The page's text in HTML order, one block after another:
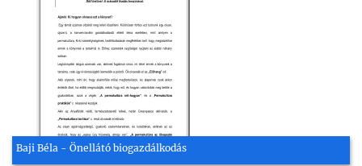
Baji Béla - Önellátó biogazdálkodás